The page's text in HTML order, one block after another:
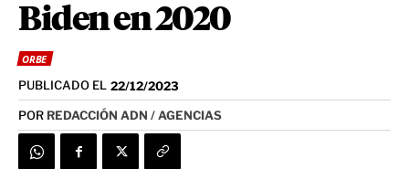
Biden en 2020
ORBE
PUBLICADO EL 22/12/2023
POR REDACCIÓN ADN / AGENCIAS